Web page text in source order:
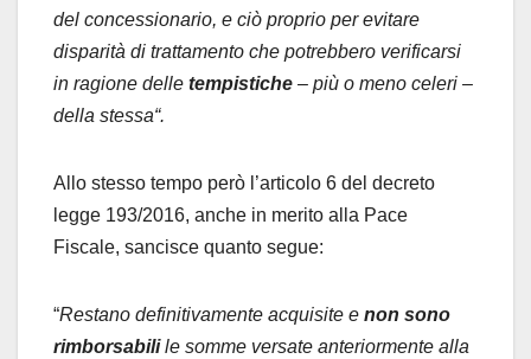
del concessionario, e ciò proprio per evitare
disparità di trattamento che potrebbero verificarsi
in ragione delle tempistiche – più o meno celeri –
della stessa“.
Allo stesso tempo però l’articolo 6 del decreto
legge 193/2016, anche in merito alla Pace
Fiscale, sancisce quanto segue:
“Restano definitivamente acquisite e non sono
rimborsabilile somme versate anteriormente alla